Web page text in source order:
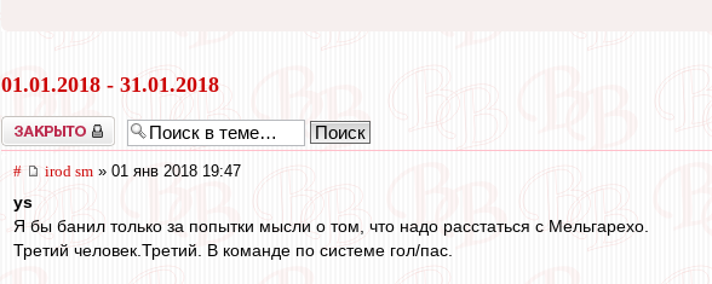
01.01.2018 - 31.01.2018
Закрыто
# irod sm » 01 янв 2018 19:47
ys
Я бы банил только за попытки мысли о том, что надо расстаться с Мельгарехо.
Третий человек.Третий. В команде по системе гол/пас.